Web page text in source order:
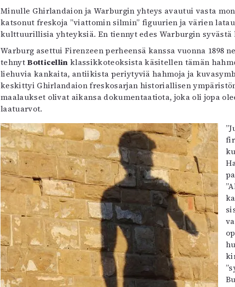
Minulle Ghirlandaion ja Warburgin yhteys avautui vasta
katsonut freskoja ”viattomin silmin” figuurien ja värien
kulttuurillisia yhteyksiä. En tiennyt edes Warburgin syvästä
Warburg asettui Firenzeen perheensä kanssa vuonna 1898
tehnytBotticellin klassikkoteoksista käsitellen tämän
liehuvia kankaita, antiikista periytyviä hahmoja ja
keskittyi Ghirlandaion freskosarjan historiallisen
maalaukset olivat aikansa dokumentaatiota, joka oli jopa
laatuarvot.